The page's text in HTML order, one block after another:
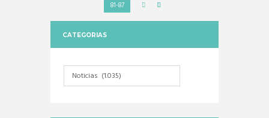
81-87
CATEGORIAS
Categorias